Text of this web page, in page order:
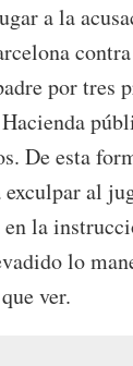
a la
por tres
De esta
al
la
lo
ver.